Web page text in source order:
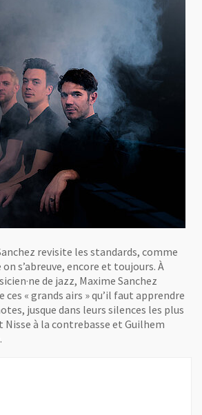
revisite les standards, comme
s’abreuve, encore et toujours. À
de jazz, Maxime Sanchez
ces « grands airs » qu’il faut apprendre
jusque dans leurs silences les plus
Nisse à la contrebasse et Guilhem